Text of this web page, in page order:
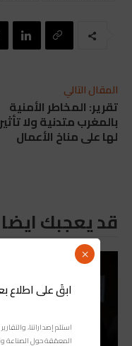
المقال التالي
تقرير: المخاطر الأمنية
بالمغرب متدنية ولا تأثير
لها على مناخ الأعمال
قد يعجبك ايضا
ابقَ على اطلاع
استلم إصداراتنا،
المعمّقة حول الصناعة
×